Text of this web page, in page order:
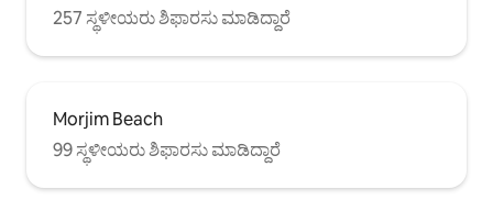
257 ಸ್ಥಳೀಯರು ಶಿಫಾರಸು ಮಾಡಿದ್ದಾರೆ
Morjim Beach
99 ಸ್ಥಳೀಯರು ಶಿಫಾರಸು ಮಾಡಿದ್ದಾರೆ